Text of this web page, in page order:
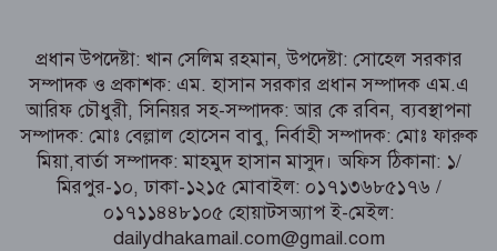
সৎ, ন্যায়নিষ্ঠ, সাহসী ও মানবিক ইউএনও
সাবরিনা শারমিন: কর্মদক্ষতায় মানুষের হৃদয়ে
অনন্য এক নাম
নরসিংদীর শিবপুরে তিনটি গরুকে বিষ খাইয়ে
হত্যা
প্রধান উপদেষ্টা: খান সেলিম রহমান, উপদেষ্টা: সোহেল সরকার
সম্পাদক ও প্রকাশক: এম. হাসান সরকার প্রধান সম্পাদক এম.এ
আরিফ চৌধুরী, সিনিয়র সহ-সম্পাদক: আর কে রবিন, ব্যবস্থাপনা
সম্পাদক: মোঃ বেল্লাল হোসেন বাবু, নির্বাহী সম্পাদক: মোঃ ফারুক
মিয়া,বার্তা সম্পাদক: মাহমুদ হাসান মাসুদ। অফিস ঠিকানা: ১/
মিরপুর-১০, ঢাকা-১২১৫ মোবাইল: ০১৭১৩৬৮৫১৭৬ /
০১৭১১৪৪৮১০৫ হোয়াটসঅ্যাপ ই-মেইল:
dailydhakamail.com@gmail.com